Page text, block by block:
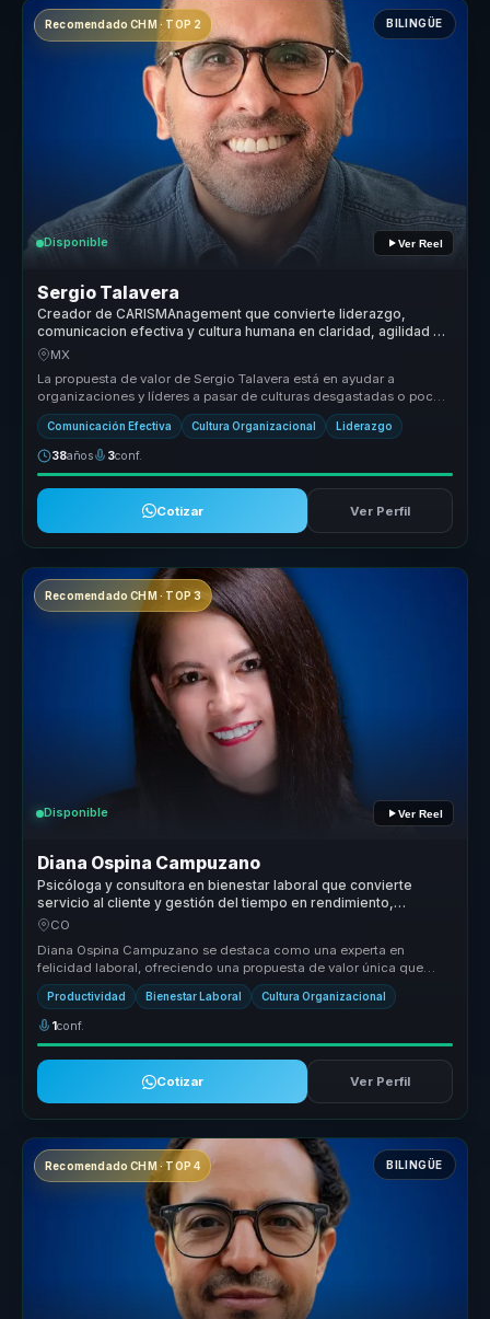
Recomendado CHM · TOP 2 BILINGÜE
Disponible Ver Reel
Sergio Talavera
Creador de CARISMAnagement que convierte liderazgo,
comunicacion efectiva y cultura humana en claridad, agilidad y
cohesion para equipos.
MX
La propuesta de valor de Sergio Talavera está en ayudar a
organizaciones y líderes a pasar de culturas desgastadas o poco
coherentes a en...
Comunicación Efectiva Cultura Organizacional Liderazgo
38años 3conf.
Cotizar Ver Perfil
Recomendado CHM · TOP 3
Disponible Ver Reel
Diana Ospina Campuzano
Psicóloga y consultora en bienestar laboral que convierte
servicio al cliente y gestión del tiempo en rendimiento,
equilibrio y cultura para equipos.
CO
Diana Ospina Campuzano se destaca como una experta en
felicidad laboral, ofreciendo una propuesta de valor única que
transforma culturas ...
Productividad Bienestar Laboral Cultura Organizacional
1conf.
Cotizar Ver Perfil
Recomendado CHM · TOP 4 BILINGÜE